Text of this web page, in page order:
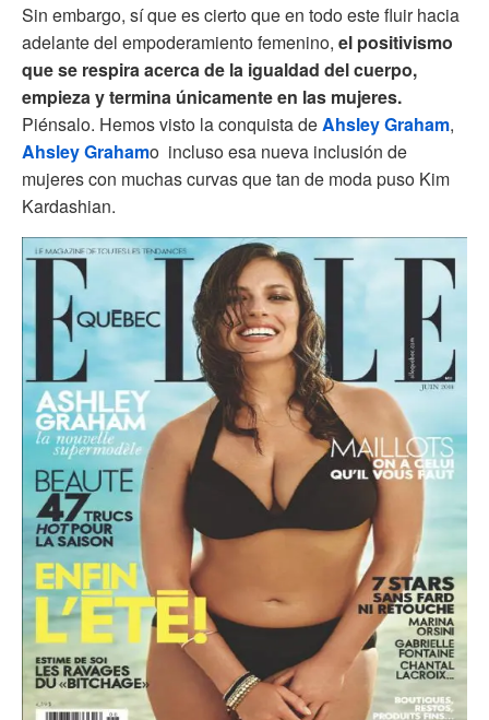
Sin embargo, sí que es cierto que en todo este fluir hacia
adelante del empoderamiento femenino, el positivismo
que se respira acerca de la igualdad del cuerpo,
empieza y termina únicamente en las mujeres.
Piénsalo. Hemos visto la conquista deAhsley Graham,
Ahsley Grahamo incluso esa nueva inclusión de
mujeres con muchas curvas que tan de moda puso Kim
Kardashian.